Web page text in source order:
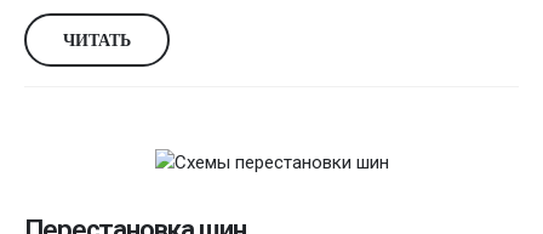
ЧИТАТЬ